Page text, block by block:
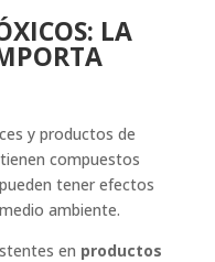
LA
y productos de
compuestos
tener efectos
ambiente.
en productos